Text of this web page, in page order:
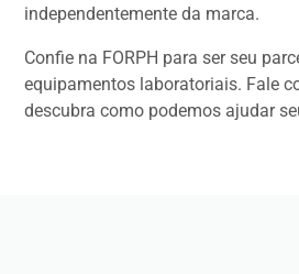
independentemente da marca.
Confie na FORPH para ser seu
equipamentos laboratoriais. Fale
descubra como podemos ajudar